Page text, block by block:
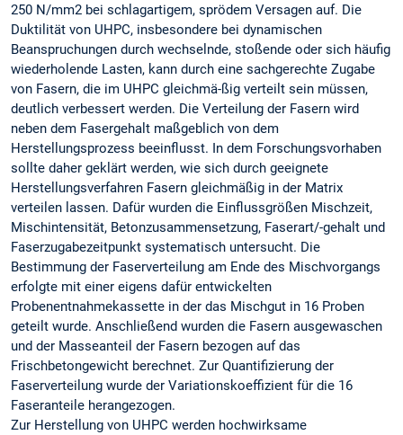
250 N/mm2 bei schlagartigem, sprödem Versagen auf. Die
Duktilität von UHPC, insbesondere bei dynamischen
Beanspruchungen durch wechselnde, stoßende oder sich häufig
wiederholende Lasten, kann durch eine sachgerechte Zugabe
von Fasern, die im UHPC gleichmä-ßig verteilt sein müssen,
deutlich verbessert werden. Die Verteilung der Fasern wird
neben dem Fasergehalt maßgeblich von dem
Herstellungsprozess beeinflusst. In dem Forschungsvorhaben
sollte daher geklärt werden, wie sich durch geeignete
Herstellungsverfahren Fasern gleichmäßig in der Matrix
verteilen lassen. Dafür wurden die Einflussgrößen Mischzeit,
Mischintensität, Betonzusammensetzung, Faserart/-gehalt und
Faserzugabezeitpunkt systematisch untersucht. Die
Bestimmung der Faserverteilung am Ende des Mischvorgangs
erfolgte mit einer eigens dafür entwickelten
Probenentnahmekassette in der das Mischgut in 16 Proben
geteilt wurde. Anschließend wurden die Fasern ausgewaschen
und der Masseanteil der Fasern bezogen auf das
Frischbetongewicht berechnet. Zur Quantifizierung der
Faserverteilung wurde der Variationskoeffizient für die 16
Faseranteile herangezogen.
Zur Herstellung von UHPC werden hochwirksame